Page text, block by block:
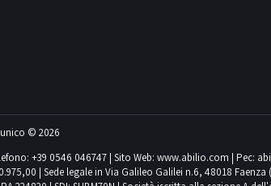
© 2026
+39 0546 046747 | Sito Web: www.abilio.com | Pec:
| Sede legale in Via Galileo Galilei n.6, 48018